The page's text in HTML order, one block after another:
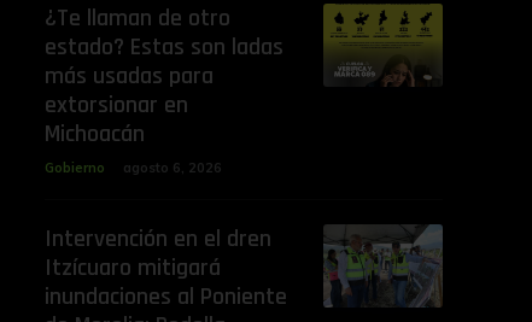
¿Te llaman de otro
estado? Estas son ladas
más usadas para
extorsionar en
Michoacán
Gobierno agosto 6, 2026
Intervención en el dren
Itzícuaro mitigará
inundaciones al Poniente